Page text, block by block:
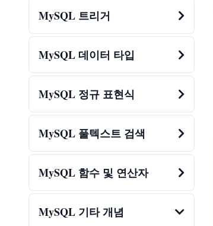
MySQL 트리거
MySQL 데이터 타입
MySQL 정규 표현식
MySQL 풀텍스트 검색
MySQL 함수 및 연산자
MySQL 기타 개념